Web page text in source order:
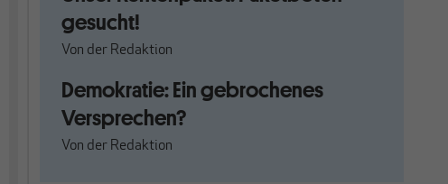
gesucht!
Von der Redaktion
Demokratie: Ein gebrochenes
Versprechen?
Von der Redaktion